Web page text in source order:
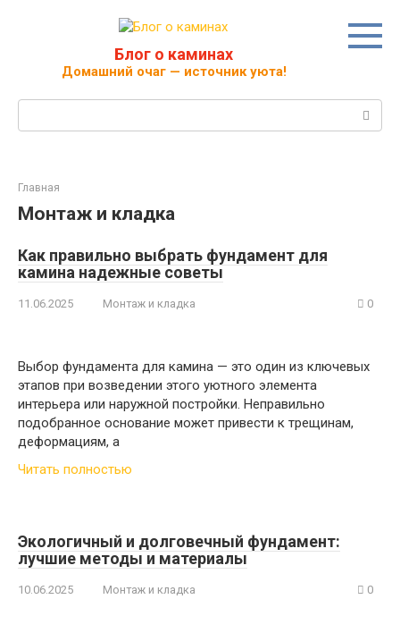
Блог о каминах
Домашний очаг — источник уюта!
Главная
Монтаж и кладка
Как правильно выбрать фундамент для
камина надежные советы
11.06.2025 Монтаж и кладка 0
Выбор фундамента для камина — это один из ключевых
этапов при возведении этого уютного элемента
интерьера или наружной постройки. Неправильно
подобранное основание может привести к трещинам,
деформациям, а
Читать полностью
Экологичный и долговечный фундамент:
лучшие методы и материалы
10.06.2025 Монтаж и кладка 0